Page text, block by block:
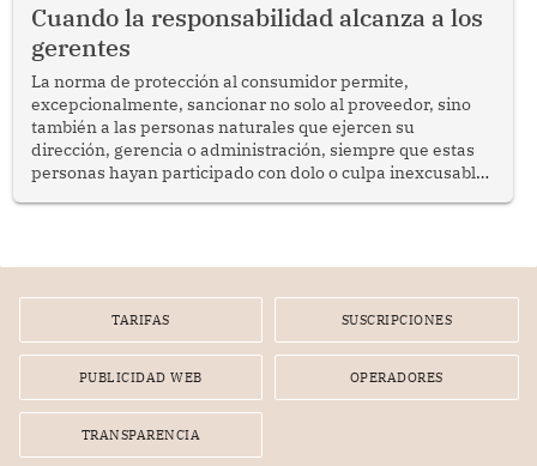
Cuando la responsabilidad alcanza a los
gerentes
La norma de protección al consumidor permite,
excepcionalmente, sancionar no solo al proveedor, sino
también a las personas naturales que ejercen su
dirección, gerencia o administración, siempre que estas
personas hayan participado con dolo o culpa inexcusable
por la frustrada realización de un meet and greet con
TARIFAS SUSCRIPCIONES
PUBLICIDAD WEB OPERADORES
TRANSPARENCIA